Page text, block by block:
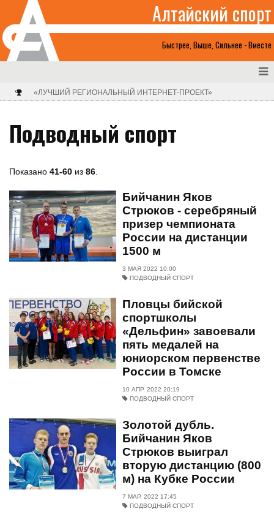
Быстрее, Выше, Сильнее - Вместе
Алтайский спорт
«ЛУЧШИЙ РЕГИОНАЛЬНЫЙ ИНТЕРНЕТ-ПРОЕКТ»
Подводный спорт
Показано 41-60 из 86
Бийчанин Яков
Стрюков - серебряный
призер чемпионата
России на дистанции
1500 м
3 МАЯ 2022 10:00
ПОДВОДНЫЙ СПОРТ
Пловцы бийской
спортшколы
«Дельфин» завоевали
пять медалей на
юниорском первенстве
России в Томске
10 АПР. 2022 20:19
ПОДВОДНЫЙ СПОРТ
Золотой дубль.
Бийчанин Яков
Стрюков выиграл
вторую дистанцию (800
м) на Кубке России
7 МАР. 2022 17:45
ПОДВОДНЫЙ СПОРТ